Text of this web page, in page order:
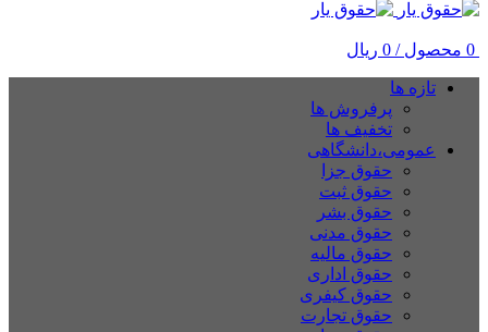
0 محصول /
0 ریال
تازه ها
پرفروش ها
تخفیف ها
عمومی،دانشگاهی
حقوق جزا
حقوق ثبت
حقوق بشر
حقوق مدنی
حقوق مالیه
حقوق اداری
حقوق کیفری
حقوق تجارت